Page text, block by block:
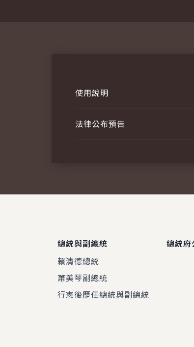
使用說明
法律公布預告
總統與副總統
賴清德總統
蕭美琴副總統
行憲後歷任總統與副總統
總統府